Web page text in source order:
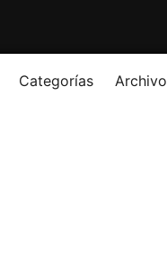
Categorías Archivo